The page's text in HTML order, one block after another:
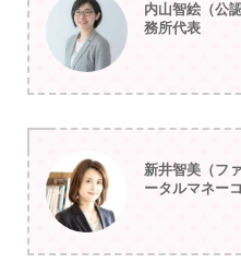
内山智絵（公
務所代表
新井智美（フ
ータルマネー